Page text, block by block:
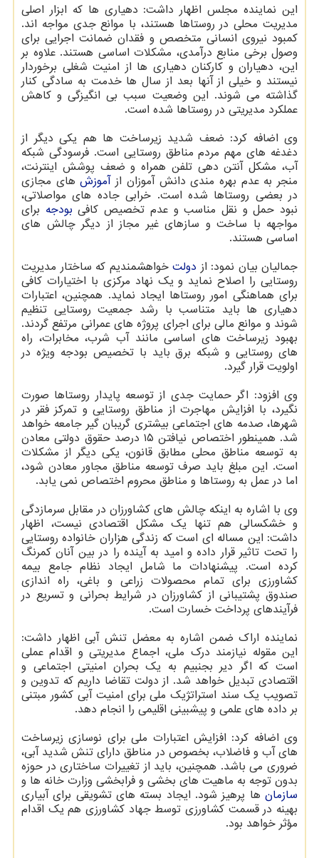
این نماینده مجلس اظهار داشت: دهیاری ها که ابزار اصلی
مدیریت محلی در روستاها هستند، با موانع جدی مواجه اند.
کمبود نیروی انسانی متخصص و فقدان ضمانت اجرایی برای
وصول برخی منابع درآمدی، مشکلات اساسی هستند. علاوه بر
این، دهیاران و کارکنان دهیاری ها از امنیت شغلی برخوردار
نیستند و خیلی از آنها بعد از سال ها خدمت به سادگی کنار
گذاشته می شوند. این وضعیت سبب بی انگیزگی و کاهش
عملکرد مدیریتی در روستاها شده است.
وی اضافه کرد: ضعف شدید زیرساخت ها هم یکی دیگر از
دغدغه های مهم مردم مناطق روستایی است. فرسودگی شبکه
آب، مشکل آنتن دهی تلفن همراه و ضعف پوشش اینترنت،
منجر به عدم بهره مندی دانش آموزان ازآموزشهای مجازی
در بعضی روستاها شده است. خرابی جاده های مواصلاتی،
نبود حمل و نقل مناسب و عدم تخصیص کافی بودجه برای
مواجهه با ساخت و سازهای غیر مجاز از دیگر چالش های
اساسی هستند.
جمالیان بیان نمود: از دولت خواهشمندیم که ساختار مدیریت
روستایی را اصلاح نماید و یک نهاد مرکزی با اختیارات کافی
برای هماهنگی امور روستاها ایجاد نماید. همچنین، اعتبارات
دهیاری ها باید متناسب با رشد جمعیت روستایی تنظیم
شوند و موانع مالی برای اجرای پروژه های عمرانی مرتفع گردند.
بهبود زیرساخت های اساسی مانند آب شرب، مخابرات، راه
های روستایی و شبکه برق باید با تخصیص بودجه ویژه در
اولویت قرار گیرد.
وی افزود: اگر حمایت جدی از توسعه پایدار روستاها صورت
نگیرد، با افزایش مهاجرت از مناطق روستایی و تمرکز فقر در
شهرها، صدمه های اجتماعی بیشتری گریبان گیر جامعه خواهد
شد. همینطور اختصاص نیافتن ۱۵ درصد حقوق دولتی معادن
به توسعه مناطق محلی مطابق قانون، یکی دیگر از مشکلات
است. این مبلغ باید صرف توسعه مناطق مجاور معادن شود،
اما در عمل به روستاها و مناطق محروم اختصاص نمی یابد.
وی با اشاره به اینکه چالش های کشاورزان در مقابل سرمازدگی
و خشکسالی هم تنها یک مشکل اقتصادی نیست، اظهار
داشت: این مساله ای است که زندگی هزاران خانواده روستایی
را تحت تاثیر قرار داده و امید به آینده را در بین آنان کمرنگ
کرده است. پیشنهادات ما شامل ایجاد نظام جامع بیمه
کشاورزی برای تمام محصولات زراعی و باغی، راه اندازی
صندوق پشتیبانی از کشاورزان در شرایط بحرانی و تسریع در
فرآیندهای پرداخت خسارت است.
نماینده اراک ضمن اشاره به معضل تنش آبی اظهار داشت:
این مقوله نیازمند درک ملی، اجماع مدیریتی و اقدام عملی
است که اگر دیر بجنبیم به یک بحران امنیتی اجتماعی و
اقتصادی تبدیل خواهد شد. از دولت تقاضا داریم که تدوین و
تصویب یک سند استراتژیک ملی برای امنیت آبی کشور مبتنی
بر داده های علمی و پیشبینی اقلیمی را انجام دهد.
وی اضافه کرد: افزایش اعتبارات ملی برای نوسازی زیرساخت
های آب و فاضلاب، بخصوص در مناطق دارای تنش شدید آبی،
ضروری می باشد. همچنین، باید از تغییرات ساختاری در حوزه
بدون توجه به ماهیت های بخشی و فرابخشی وزارت خانه ها و
سازمان ها پرهیز شود. ایجاد بسته های تشویقی برای آبیاری
بهینه در قسمت کشاورزی توسط جهاد کشاورزی هم یک اقدام
مؤثر خواهد بود.